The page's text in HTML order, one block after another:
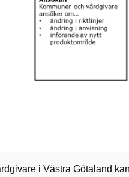
i Västra Götaland